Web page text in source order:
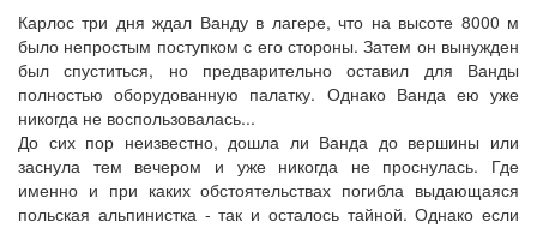
Карлос три дня ждал Ванду в лагере, что на высоте 8000 м
было непростым поступком с его стороны. Затем он вынужден
был спуститься, но предварительно оставил для Ванды
полностью оборудованную палатку. Однако Ванда ею уже
никогда не воспользовалась...
До сих пор неизвестно, дошла ли Ванда до вершины или
заснула тем вечером и уже никогда не проснулась. Где
именно и при каких обстоятельствах погибла выдающаяся
польская альпинистка - так и осталось тайной. Однако если